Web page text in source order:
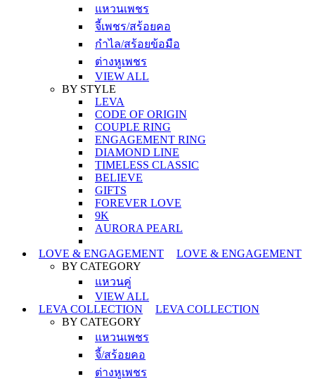
แหวนเพชร
จี้เพชร/สร้อยคอ
กำไล/สร้อยข้อมือ
ต่างหูเพชร
VIEW ALL
BY STYLE
LEVA
CODE OF ORIGIN
COUPLE RING
ENGAGEMENT RING
DIAMOND LINE
TIMELESS CLASSIC
BELIEVE
GIFTS
FOREVER LOVE
9K
AURORA PEARL
LOVE & ENGAGEMENT
LOVE & ENGAGEMENT
BY CATEGORY
แหวนคู่
VIEW ALL
LEVA COLLECTION
LEVA COLLECTION
BY CATEGORY
แหวนเพชร
จี้/สร้อยคอ
ต่างหูเพชร